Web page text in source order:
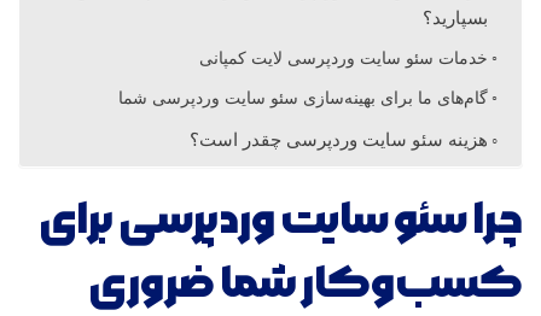
ی
بسپارید؟
خدمات سئو سایت وردپرسی لایت کمپانی
گام‌های ما برای بهینه‌سازی سئو سایت وردپرسی شما
هزینه سئو سایت وردپرسی چقدر است؟
چرا سئو سایت وردپرسی برای
کسب‌وکار شما ضروری